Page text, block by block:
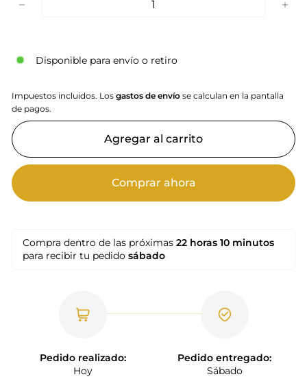
Disponible para envío o retiro
Impuestos incluidos. Los gastos de envío se calculan en la pantalla
de pagos.
Agregar al carrito
Comprar ahora
Compra dentro de las próximas 22 horas 10 minutos
para recibir tu pedido sábado
Pedido realizado:
Hoy
Pedido entregado:
Sábado